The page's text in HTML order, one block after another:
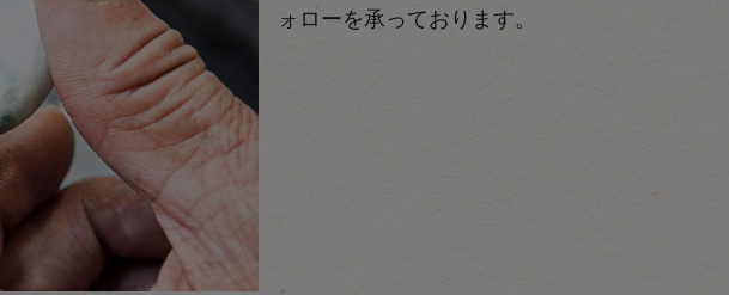
ォローを承っております。